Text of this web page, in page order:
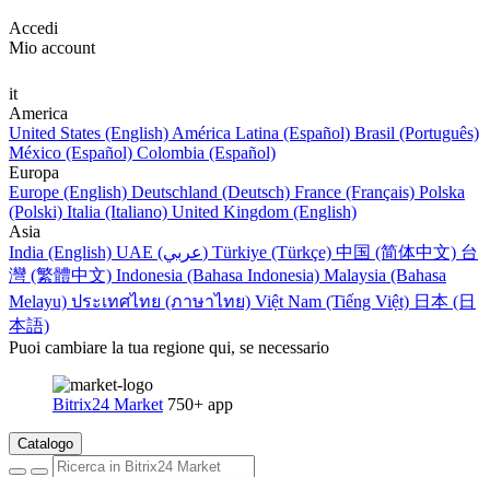
Accedi
Mio account
it
America
United States (English) América Latina (Español) Brasil (Português)
México (Español) Colombia (Español)
Europa
Europe (English) Deutschland (Deutsch) France (Français) Polska
(Polski) Italia (Italiano) United Kingdom (English)
Asia
India (English)
UAE (عربي) Türkiye (Türkçe) 中国 (简体中文) 台
灣 (繁體中文) Indonesia (Bahasa Indonesia) Malaysia (Bahasa
Melayu) ประเทศไทย (ภาษาไทย) Việt Nam (Tiếng Việt) 日本 (日
本語)
Puoi cambiare la tua regione qui, se necessario
Bitrix24 Market 750+ app
Catalogo